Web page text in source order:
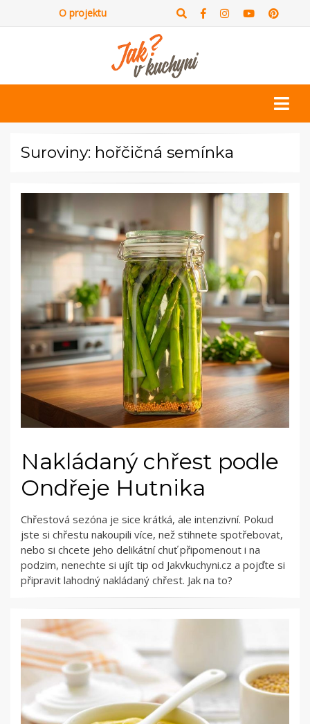
O projektu
Suroviny: hořčičná semínka
Nakládaný chřest podle
Ondřeje Hutnika
Chřestová sezóna je sice krátká, ale intenzivní. Pokud
jste si chřestu nakoupili více, než stihnete spotřebovat,
nebo si chcete jeho delikátní chuť připomenout i na
podzim, nenechte si ujít tip od Jakvkuchyni.cz a pojďte si
připravit lahodný nakládaný chřest. Jak na to?